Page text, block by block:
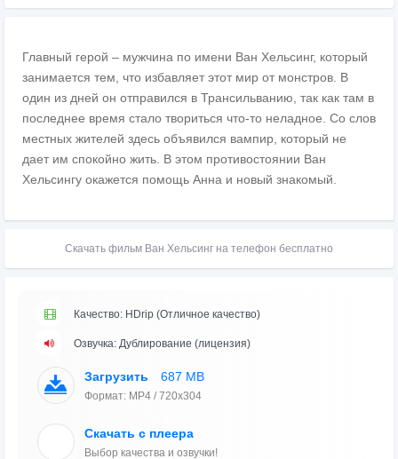
Главный герой – мужчина по имени Ван Хельсинг, который
занимается тем, что избавляет этот мир от монстров. В
один из дней он отправился в Трансильванию, так как там в
последнее время стало твориться что-то неладное. Со слов
местных жителей здесь объявился вампир, который не
дает им спокойно жить. В этом противостоянии Ван
Хельсингу окажется помощь Анна и новый знакомый.
Скачать фильм Ван Хельсинг на телефон бесплатно
Качество: HDrip (Отличное качество)
Озвучка: Дублирование (лицензия)
Загрузить 687 MB
Формат: MP4 / 720x304
Скачать с плеера
Выбор качества и озвучки!